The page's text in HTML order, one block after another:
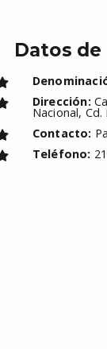
Datos de
Dirección:
Nacional,
Contacto:
Teléfono: